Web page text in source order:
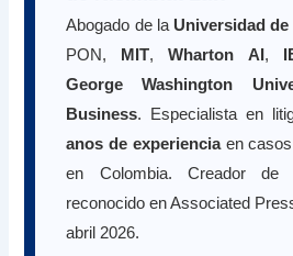
Abogado de la Universidad
PON, MIT,Wharton AI,
George Washington
Business. Especialista en
anos de experienciaen casos
en Colombia. Creador de
reconocido en Associated
abril 2026.